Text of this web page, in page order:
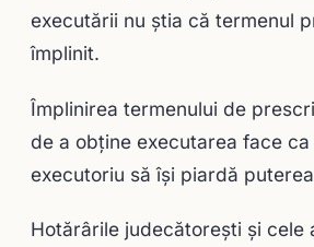
executării nu ştia că termenul
împlinit.
Împlinirea termenului de
de a obţine executarea face
executoriu să îşi piardă
Hotărârile judecătoreşti şi cele